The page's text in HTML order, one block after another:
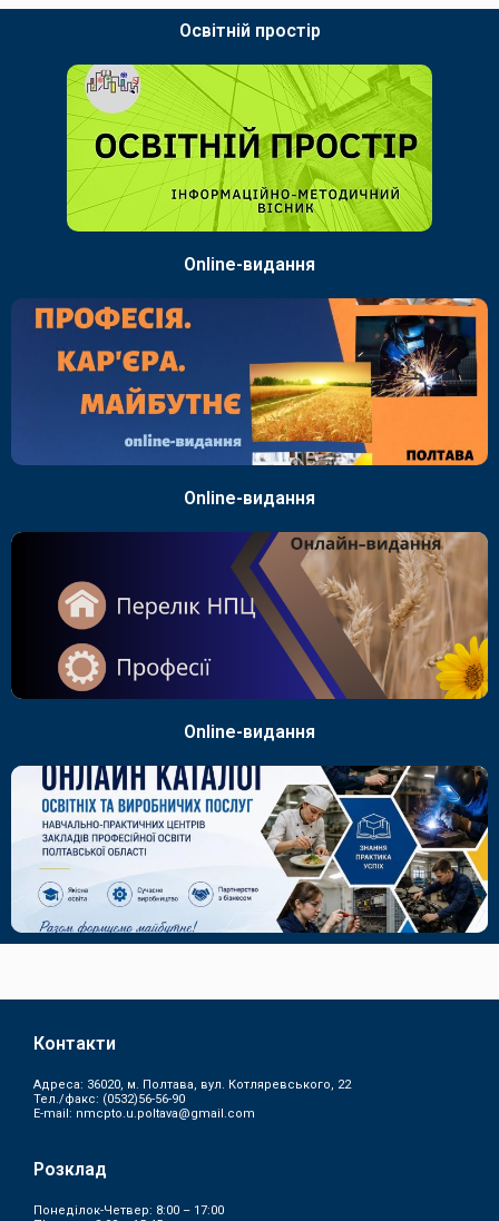
Освітній простір
Online-видання
Online-видання
Online-видання
Контакти
Адреса: 36020, м. Полтава, вул. Котляревського, 22
Тел./факс: (0532)56-56-90
E-mail: nmcpto.u.poltava@gmail.com
Розклад
Понеділок-Четвер: 8:00 – 17:00